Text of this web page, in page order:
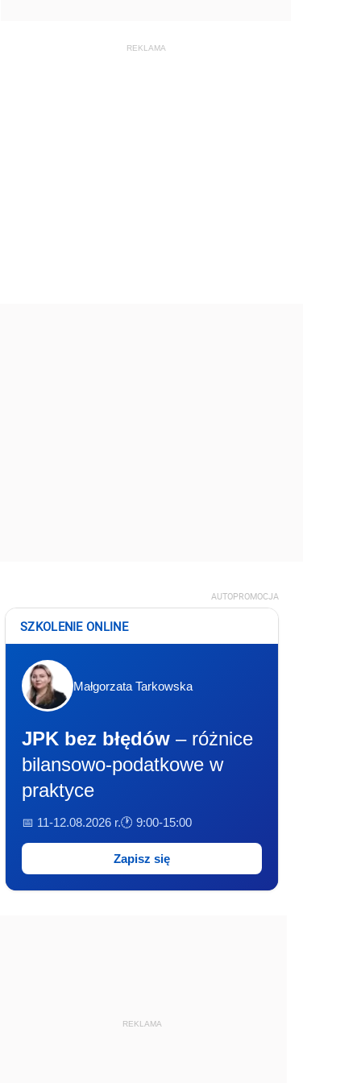
AUTOPROMOCJA
SZKOLENIE ONLINE
Małgorzata Tarkowska
JPK bez błędów – różnice
bilansowo-podatkowe w
praktyce
📅 11-12.08.2026 r.🕐 9:00-15:00
Zapisz się
REKLAMA